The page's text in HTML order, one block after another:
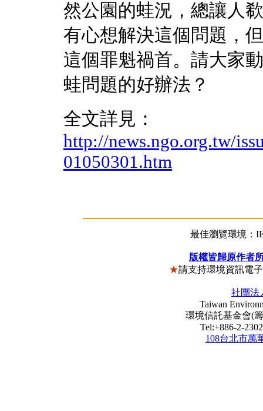
然公園的蛙況，總讓人
有心想解決這個問題，
這個罪魁禍首。請大家
蛙問題的好辦法？
全文詳見：
http://news.ngo.org.tw/
01050301.htm
最佳瀏覽環境：
版權皆歸原作者
★請支持環境資訊電
社團法
Taiwan
環境信託基金會(籌
Tel:+886-2-
108台北市萬